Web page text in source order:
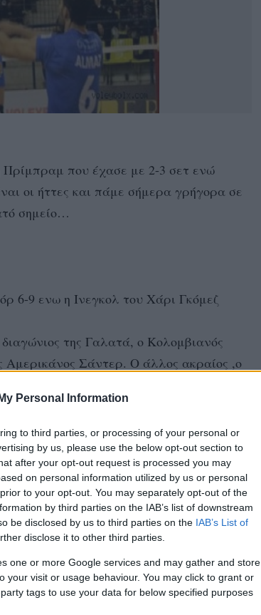
Personal Information
to third parties, or processing of your personal or
by us, please use the below opt-out section to
after your opt-out request is processed you may
on personal information utilized by us or personal
to your opt-out. You may separately opt-out of the
by third parties on the IAB’s list of downstream
be disclosed by us to third parties on the IAB’s List of
disclose it to other third parties.
one or more Google services and may gather and store
your visit or usage behaviour. You may click to grant or
tags to use your data for below specified purposes
Πρίμπραμ που έχασε με 2-3 σετ ενώ
οι ήττες και πάμε σήμερα γρήγορα σε
σημείο…
6-9 ενω η Ινεγκολ του Χάρι Γκόμεζ
της Γαλατά, ο Κολομβιανός
Αμερικάνος Σάντερ. Ο άλλος ακραίος ,ο
δεν είναι 100% έτοιμος. Με βάση την
αλλά και την γενική αστάθεια